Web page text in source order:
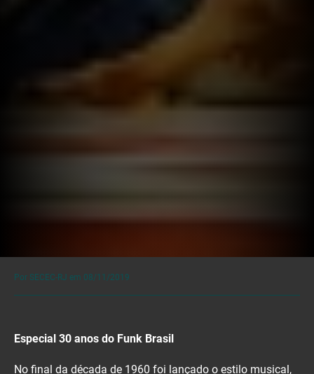
Por SECEC-RJ em 08/11/2019
Especial 30 anos do Funk Brasil
No final da década de 1960 foi lançado o estilo musical,